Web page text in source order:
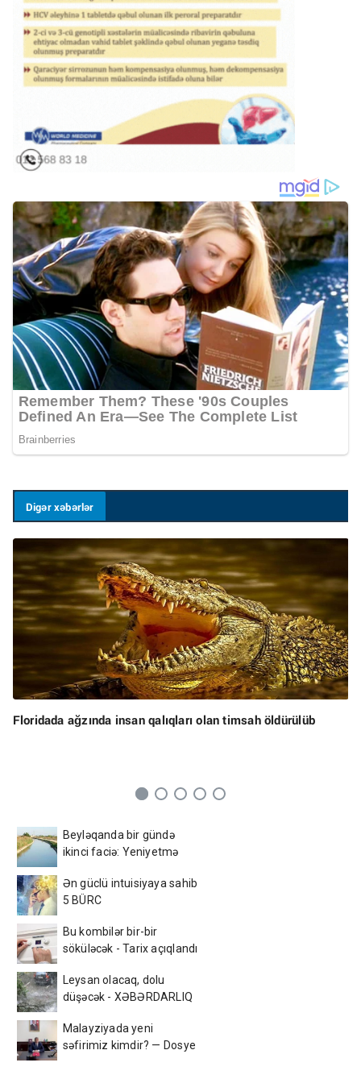
Digər xəbərlər
Floridada ağzında insan qalıqları olan timsah öldürülüb
Beyləqanda bir gündə
ikinci faciə: Yeniyetmə
Ən güclü intuisiyaya sahib
5 BÜRC
Bu kombilər bir-bir
söküləcək - Tarix açıqlandı
Leysan olacaq, dolu
düşəcək - XƏBƏRDARLIQ
Malayziyada yeni
səfirimiz kimdir? — Dosye